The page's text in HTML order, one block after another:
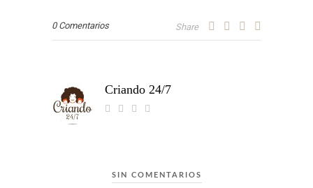
0 Comentarios Share
Criando 24/7
SIN COMENTARIOS